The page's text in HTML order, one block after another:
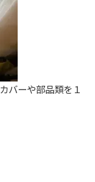
バーや部品類を１